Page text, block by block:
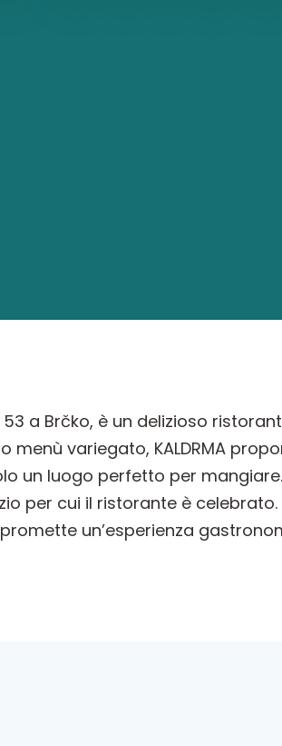
a Brčko, è un delizioso
variegato, KALDRMA
un luogo perfetto per
per cui il ristorante è
un’esperienza